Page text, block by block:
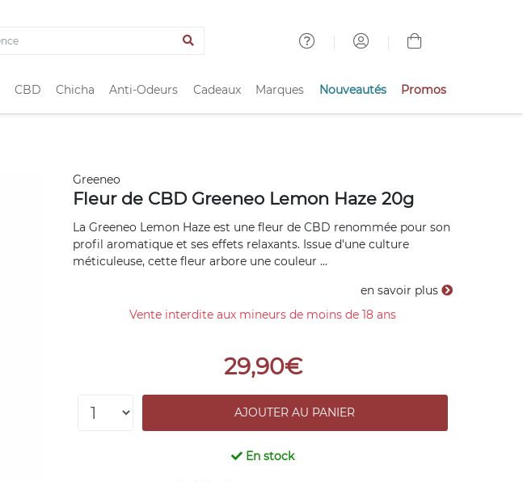
CBD Chicha Anti-Odeurs Cadeaux Marques Nouveautés Promos
Greeneo
Fleur de CBD Greeneo Lemon Haze 20g
La Greeneo Lemon Haze est une fleur de CBD renommée pour son
profil aromatique et ses effets relaxants. Issue d'une culture
méticuleuse, cette fleur arbore une couleur ...
en savoir plus
Vente interdite aux mineurs de moins de 18 ans
29,90€
En stock